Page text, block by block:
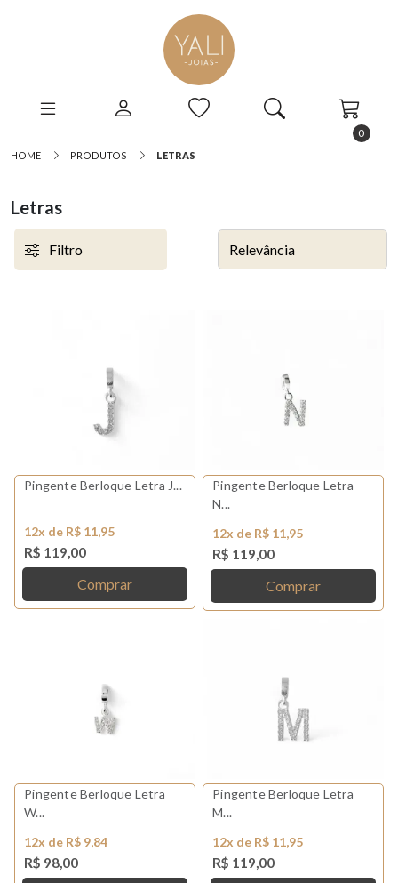
0
HOME PRODUTOS LETRAS
Letras
Filtro
Pingente Berloque Letra J...
12x de R$ 11,95
R$ 119,00
Comprar
Pingente Berloque Letra
N...
12x de R$ 11,95
R$ 119,00
Comprar
Pingente Berloque Letra
W...
12x de R$ 9,84
R$ 98,00
Pingente Berloque Letra
M...
12x de R$ 11,95
R$ 119,00